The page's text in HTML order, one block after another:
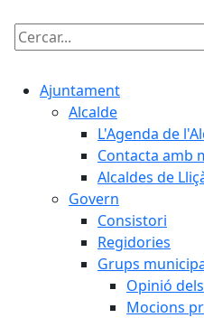
Cercar:
Ajuntament
Alcalde
L'Agenda de
Contacta amb
Alcaldes de
Govern
Consistori
Regidories
Grups
Opinió
Mocions